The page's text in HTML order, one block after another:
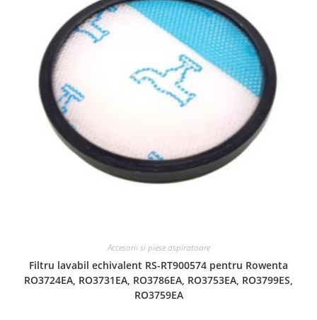
Accesorii si piese aspiratoare
Filtru lavabil echivalent RS-RT900574 pentru Rowenta
RO3724EA, RO3731EA, RO3786EA, RO3753EA, RO3799ES,
RO3759EA